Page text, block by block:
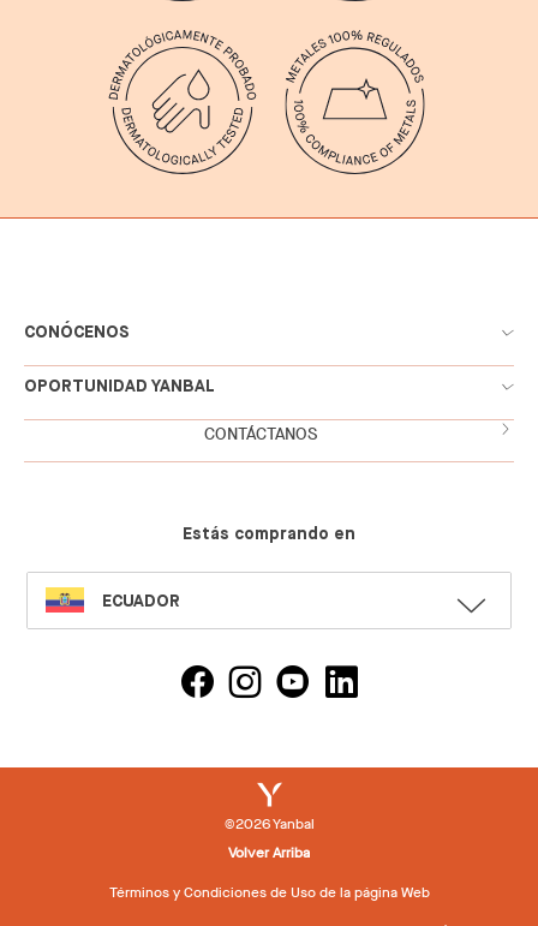
CONÓCENOS
OPORTUNIDAD YANBAL
CONTÁCTANOS
Estás comprando en
SELECT
LANGUAGE
ECUADOR
©2026 Yanbal
Volver Arriba
Términos y Condiciones de Uso de la página Web